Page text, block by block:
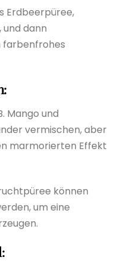
Erdbeerpüree,
dann
farbenfrohes
Mango und
vermischen, aber
marmorierten Effekt
können
um eine